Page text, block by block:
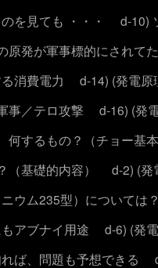
を見ても ・・・
d-10)
原発が軍事標的にされて
消費電力
d-14) (発電
事／テロ攻撃
d-16) (発
何するもの？（チョー基
基礎的内容）
d-2) (発
ウム235型）については
アブナイ用途
d-6) (発
ば、問題も予想できる